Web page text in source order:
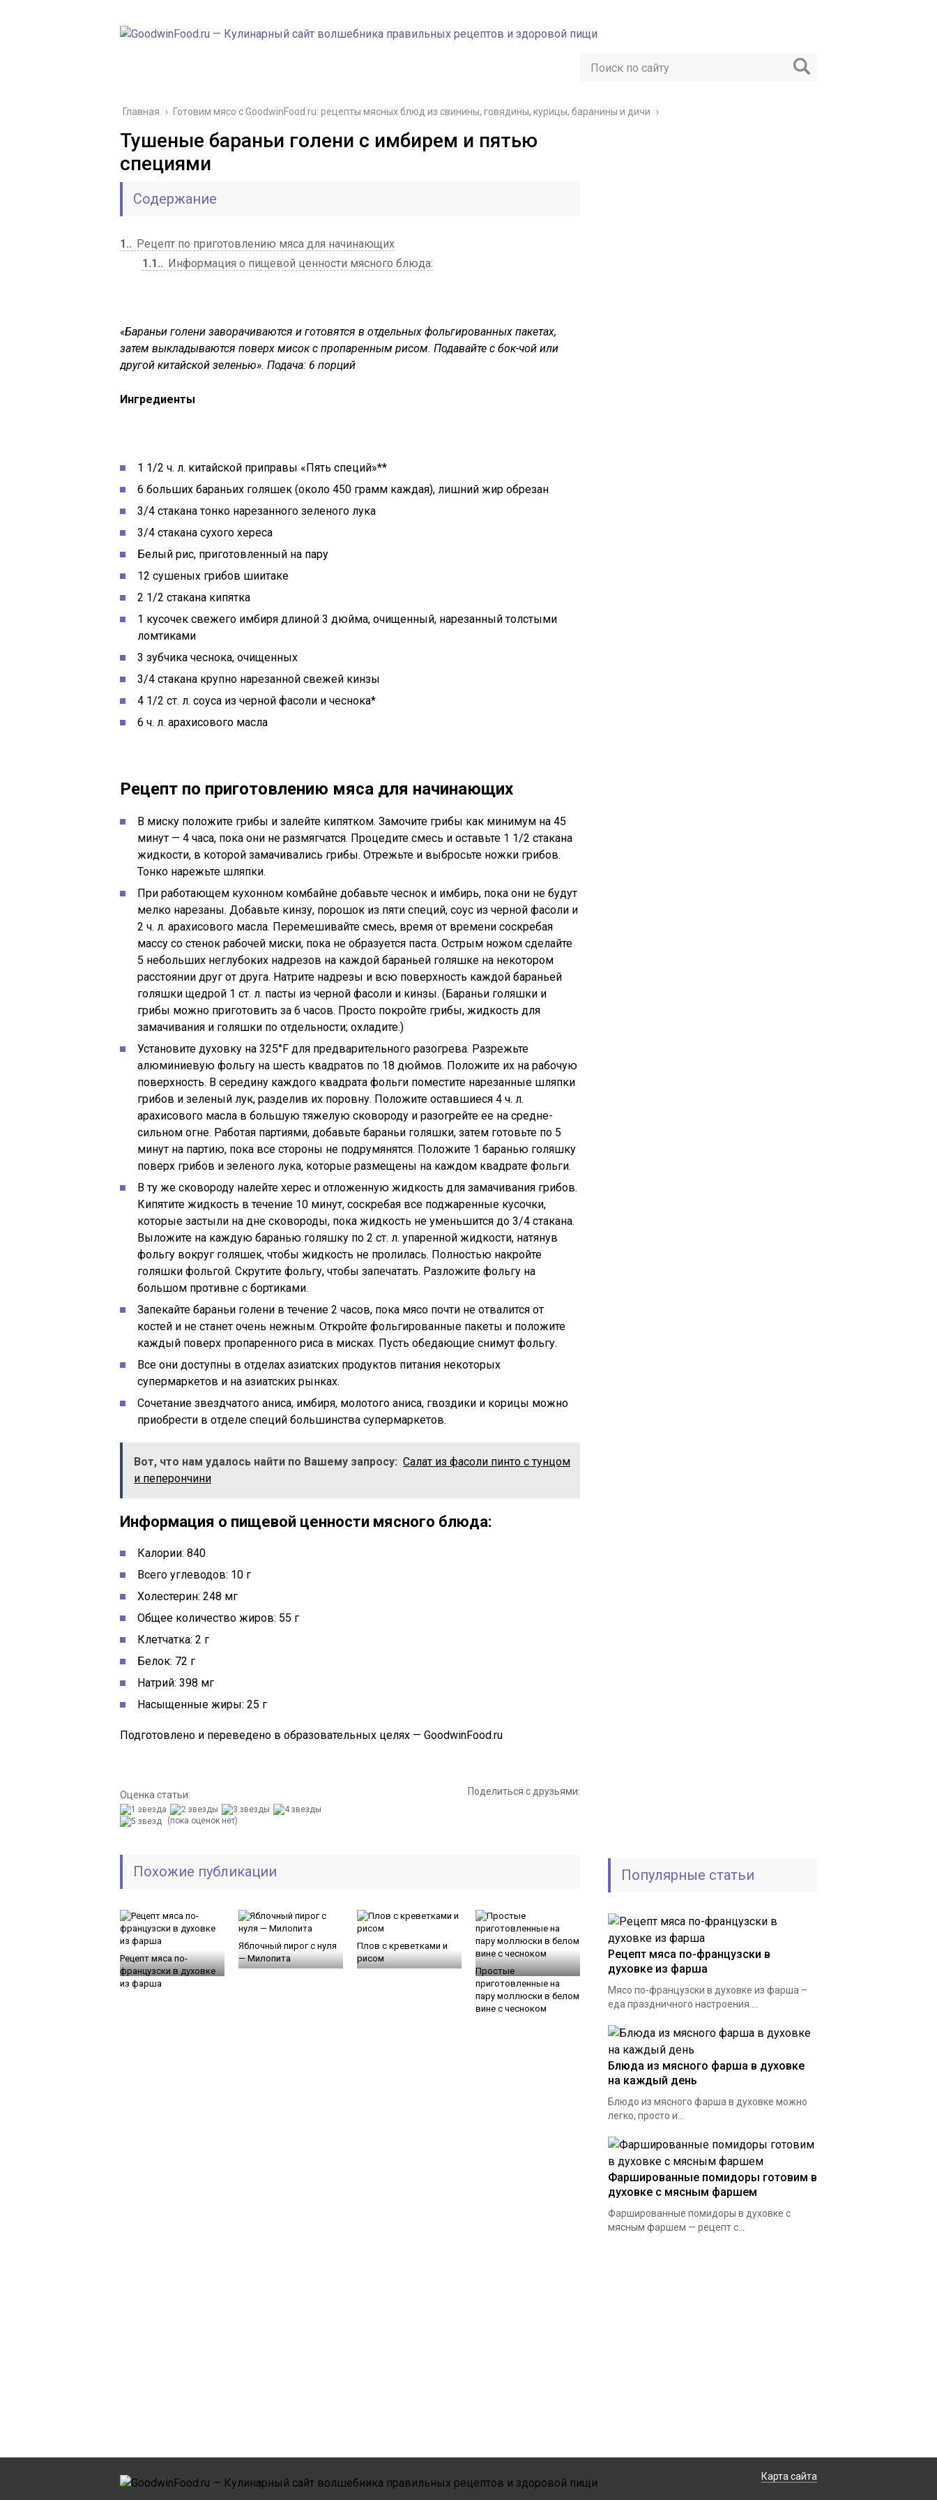
Главная › Готовим мясо с GoodwinFood.ru: рецепты мясных блюд из свинины, говядины, курицы, баранины и дичи ›
Тушеные бараньи голени с имбирем и пятью
специями
Содержание
1.
Рецепт по приготовлению мяса для начинающих
1.1.
Информация о пищевой ценности мясного блюда:
«Бараньи голени заворачиваются и готовятся в отдельных фольгированных пакетах,
затем выкладываются поверх мисок с пропаренным рисом. Подавайте с бок-чой или
другой китайской зеленью». Подача: 6 порций
Ингредиенты
1 1/2 ч. л. китайской приправы «Пять специй»**
6 больших бараньих голяшек (около 450 грамм каждая), лишний жир обрезан
3/4 стакана тонко нарезанного зеленого лука
3/4 стакана сухого хереса
Белый рис, приготовленный на пару
12 сушеных грибов шиитаке
2 1/2 стакана кипятка
1 кусочек свежего имбиря длиной 3 дюйма, очищенный, нарезанный толстыми
ломтиками
3 зубчика чеснока, очищенных
3/4 стакана крупно нарезанной свежей кинзы
4 1/2 ст. л. соуса из черной фасоли и чеснока*
6 ч. л. арахисового масла
Рецепт по приготовлению мяса для начинающих
В миску положите грибы и залейте кипятком. Замочите грибы как минимум на 45
минут — 4 часа, пока они не размягчатся. Процедите смесь и оставьте 1 1/2 стакана
жидкости, в которой замачивались грибы. Отрежьте и выбросьте ножки грибов.
Тонко нарежьте шляпки.
При работающем кухонном комбайне добавьте чеснок и имбирь, пока они не будут
мелко нарезаны. Добавьте кинзу, порошок из пяти специй, соус из черной фасоли и
2 ч. л. арахисового масла. Перемешивайте смесь, время от времени соскребая
массу со стенок рабочей миски, пока не образуется паста. Острым ножом сделайте
5 небольших неглубоких надрезов на каждой бараньей голяшке на некотором
расстоянии друг от друга. Натрите надрезы и всю поверхность каждой бараньей
голяшки щедрой 1 ст. л. пасты из черной фасоли и кинзы. (Бараньи голяшки и
грибы можно приготовить за 6 часов. Просто покройте грибы, жидкость для
замачивания и голяшки по отдельности; охладите.)
Установите духовку на 325°F для предварительного разогрева. Разрежьте
алюминиевую фольгу на шесть квадратов по 18 дюймов. Положите их на рабочую
поверхность. В середину каждого квадрата фольги поместите нарезанные шляпки
грибов и зеленый лук, разделив их поровну. Положите оставшиеся 4 ч. л.
арахисового масла в большую тяжелую сковороду и разогрейте ее на средне-
сильном огне. Работая партиями, добавьте бараньи голяшки, затем готовьте по 5
минут на партию, пока все стороны не подрумянятся. Положите 1 баранью голяшку
поверх грибов и зеленого лука, которые размещены на каждом квадрате фольги.
В ту же сковороду налейте херес и отложенную жидкость для замачивания грибов.
Кипятите жидкость в течение 10 минут, соскребая все поджаренные кусочки,
которые застыли на дне сковороды, пока жидкость не уменьшится до 3/4 стакана.
Выложите на каждую баранью голяшку по 2 ст. л. упаренной жидкости, натянув
фольгу вокруг голяшек, чтобы жидкость не пролилась. Полностью накройте
голяшки фольгой. Скрутите фольгу, чтобы запечатать. Разложите фольгу на
большом противне с бортиками.
Запекайте бараньи голени в течение 2 часов, пока мясо почти не отвалится от
костей и не станет очень нежным. Откройте фольгированные пакеты и положите
каждый поверх пропаренного риса в мисках. Пусть обедающие снимут фольгу.
Все они доступны в отделах азиатских продуктов питания некоторых
супермаркетов и на азиатских рынках.
Сочетание звездчатого аниса, имбиря, молотого аниса, гвоздики и корицы можно
приобрести в отделе специй большинства супермаркетов.
Вот, что нам удалось найти по Вашему запросу: Салат из фасоли пинто с тунцом
и пеперончини
Информация о пищевой ценности мясного блюда:
Калории: 840
Всего углеводов: 10 г
Холестерин: 248 мг
Общее количество жиров: 55 г
Клетчатка: 2 г
Белок: 72 г
Натрий: 398 мг
Насыщенные жиры: 25 г
Подготовлено и переведено в образовательных целях — GoodwinFood.ru
Оценка статьи:
(пока оценок нет)
Поделиться с друзьями:
Похожие публикации
Рецепт мяса по-
французски в духовке
из фарша
Яблочный пирог с нуля
— Милопита
Плов с креветками и
рисом
Простые
приготовленные на
пару моллюски в белом
вине с чесноком
Популярные статьи
Рецепт мяса по-французски в
духовке из фарша
Мясо по-французски в духовке из фарша –
еда праздничного настроения....
Блюда из мясного фарша в духовке
на каждый день
Блюдо из мясного фарша в духовке можно
легко, просто и...
Фаршированные помидоры готовим в
духовке с мясным фаршем
Фаршированные помидоры в духовке с
мясным фаршем — рецепт с...
Карта сайта